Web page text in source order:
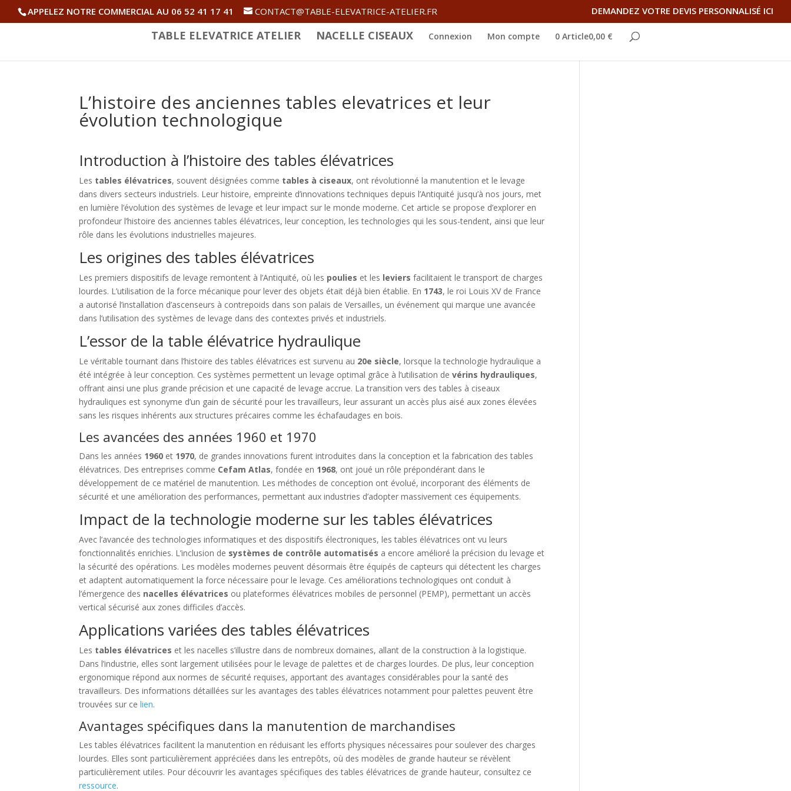
APPELEZ NOTRE COMMERCIAL AU 06 52 41 17 41 CONTACT@TABLE-ELEVATRICE-ATELIER.FR DEMANDEZ VOTRE DEVIS PERSONNALISÉ ICI
TABLE ELEVATRICE ATELIER NACELLE CISEAUX Connexion Mon compte 0 Article0,00 €
L’histoire des anciennes tables elevatrices et leur
évolution technologique
Introduction à l’histoire des tables élévatrices
Les tables élévatrices, souvent désignées comme tables à ciseaux, ont révolutionné la manutention et le levage
dans divers secteurs industriels. Leur histoire, empreinte d’innovations techniques depuis l’Antiquité jusqu’à nos jours, met
en lumière l’évolution des systèmes de levage et leur impact sur le monde moderne. Cet article se propose d’explorer en
profondeur l’histoire des anciennes tables élévatrices, leur conception, les technologies qui les sous-tendent, ainsi que leur
rôle dans les évolutions industrielles majeures.
Les origines des tables élévatrices
Les premiers dispositifs de levage remontent à l’Antiquité, où les poulies et les leviers facilitaient le transport de charges
lourdes. L’utilisation de la force mécanique pour lever des objets était déjà bien établie. En 1743, le roi Louis XV de France
a autorisé l’installation d’ascenseurs à contrepoids dans son palais de Versailles, un événement qui marque une avancée
dans l’utilisation des systèmes de levage dans des contextes privés et industriels.
L’essor de la table élévatrice hydraulique
Le véritable tournant dans l’histoire des tables élévatrices est survenu au 20e siècle, lorsque la technologie hydraulique a
été intégrée à leur conception. Ces systèmes permettent un levage optimal grâce à l’utilisation devérins hydrauliques,
offrant ainsi une plus grande précision et une capacité de levage accrue. La transition vers des tables à ciseaux
hydrauliques est synonyme d’un gain de sécurité pour les travailleurs, leur assurant un accès plus aisé aux zones élevées
sans les risques inhérents aux structures précaires comme les échafaudages en bois.
Les avancées des années 1960 et 1970
Dans les années 1960 et 1970, de grandes innovations furent introduites dans la conception et la fabrication des tables
élévatrices. Des entreprises comme Cefam Atlas, fondée en 1968, ont joué un rôle prépondérant dans le
développement de ce matériel de manutention. Les méthodes de conception ont évolué, incorporant des éléments de
sécurité et une amélioration des performances, permettant aux industries d’adopter massivement ces équipements.
Impact de la technologie moderne sur les tables élévatrices
Avec l’avancée des technologies informatiques et des dispositifs électroniques, les tables élévatrices ont vu leurs
fonctionnalités enrichies. L’inclusion de systèmes de contrôle automatisés a encore amélioré la précision du levage et
la sécurité des opérations. Les modèles modernes peuvent désormais être équipés de capteurs qui détectent les charges
et adaptent automatiquement la force nécessaire pour le levage. Ces améliorations technologiques ont conduit à
l’émergence des nacelles élévatrices ou plateformes élévatrices mobiles de personnel (PEMP), permettant un accès
vertical sécurisé aux zones difficiles d’accès.
Applications variées des tables élévatrices
Les tables élévatrices et les nacelles s’illustre dans de nombreux domaines, allant de la construction à la logistique.
Dans l’industrie, elles sont largement utilisées pour le levage de palettes et de charges lourdes. De plus, leur conception
ergonomique répond aux normes de sécurité requises, apportant des avantages considérables pour la santé des
travailleurs. Des informations détaillées sur les avantages des tables élévatrices notamment pour palettes peuvent être
trouvées sur celien.
Avantages spécifiques dans la manutention de marchandises
Les tables élévatrices facilitent la manutention en réduisant les efforts physiques nécessaires pour soulever des charges
lourdes. Elles sont particulièrement appréciées dans les entrepôts, où des modèles de grande hauteur se révèlent
particulièrement utiles. Pour découvrir les avantages spécifiques des tables élévatrices de grande hauteur, consultez ce
ressource.